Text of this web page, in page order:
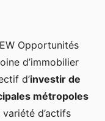
Opportunités
d’immobilier
d’investir de
métropoles
d’actifs